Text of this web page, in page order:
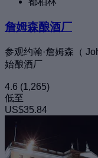
詹姆森酿酒厂
参观约翰·詹姆森（
始酿酒厂
4.6 (1,265)
低至
US$35.84